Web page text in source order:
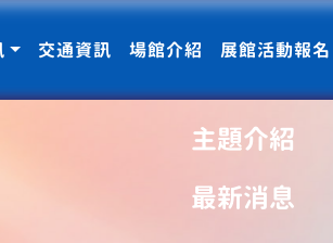
交通資訊 場館介紹 展館活動報名
主題介紹
最新消息